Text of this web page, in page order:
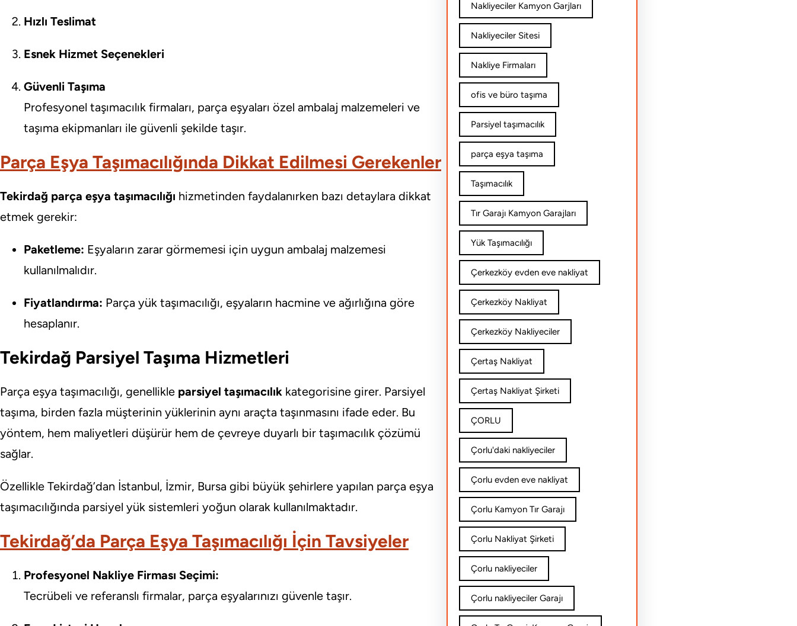
Hızlı Teslimat
Esnek Hizmet Seçenekleri
Güvenli Taşıma
Profesyonel taşımacılık firmaları, parça eşyaları özel ambalaj malzemeleri ve
taşıma ekipmanları ile güvenli şekilde taşır.
Parça Eşya Taşımacılığında Dikkat Edilmesi Gerekenler
Tekirdağ parça eşya taşımacılığı hizmetinden faydalanırken bazı detaylara dikkat
etmek gerekir:
Paketleme: Eşyaların zarar görmemesi için uygun ambalaj malzemesi
kullanılmalıdır.
Fiyatlandırma: Parça yük taşımacılığı, eşyaların hacmine ve ağırlığına göre
hesaplanır.
Tekirdağ Parsiyel Taşıma Hizmetleri
Parça eşya taşımacılığı, genellikle parsiyel taşımacılık kategorisine girer. Parsiyel
taşıma, birden fazla müşterinin yüklerinin aynı araçta taşınmasını ifade eder. Bu
yöntem, hem maliyetleri düşürür hem de çevreye duyarlı bir taşımacılık çözümü
sağlar.
Özellikle Tekirdağ’dan İstanbul, İzmir, Bursa gibi büyük şehirlere yapılan parça eşya
taşımacılığında parsiyel yük sistemleri yoğun olarak kullanılmaktadır.
Tekirdağ’da Parça Eşya Taşımacılığı İçin Tavsiyeler
Profesyonel Nakliye Firması Seçimi:
Tecrübeli ve referanslı firmalar, parça eşyalarınızı güvenle taşır.
Nakliyeciler Kamyon Garjları
Nakliyeciler Sitesi
Nakliye Firmaları
ofis ve büro taşıma
Parsiyel taşımacılık
parça eşya taşıma
Taşımacılık
Tır Garajı Kamyon Garajları
Yük Taşımacılığı
Çerkezköy evden eve nakliyat
Çerkezköy Nakliyat
Çerkezköy Nakliyeciler
Çertaş Nakliyat
Çertaş Nakliyat Şirketi
ÇORLU
Çorlu'daki nakliyeciler
Çorlu evden eve nakliyat
Çorlu Kamyon Tır Garajı
Çorlu Nakliyat Şirketi
Çorlu nakliyeciler
Çorlu nakliyeciler Garajı